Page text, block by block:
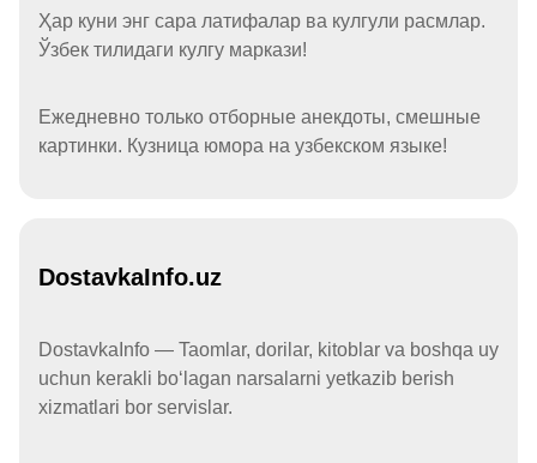
Ҳар куни энг сара латифалар ва кулгули расмлар.
Ўзбек тилидаги кулгу маркази!
Ежедневно только отборные анекдоты, смешные
картинки. Кузница юмора на узбекском языке!
DostavkaInfo.uz
DostavkaInfo — Taomlar, dorilar, kitoblar va boshqa uy
uchun kerakli boʻlagan narsalarni yetkazib berish
xizmatlari bor servislar.